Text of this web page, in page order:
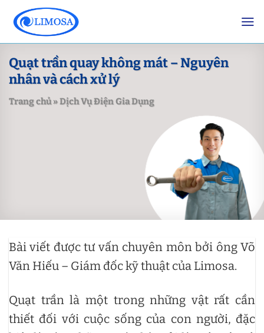
content
Quạt trần quay không mát – Nguyên
nhân và cách xử lý
Trang chủ»Dịch Vụ Điện Gia Dụng
Bài viết được tư vấn chuyên môn bởi ông Võ
Văn Hiếu – Giám đốc kỹ thuật của Limosa.
Quạt trần là một trong những vật rất cần
thiết đối với cuộc sống của con người, đặc